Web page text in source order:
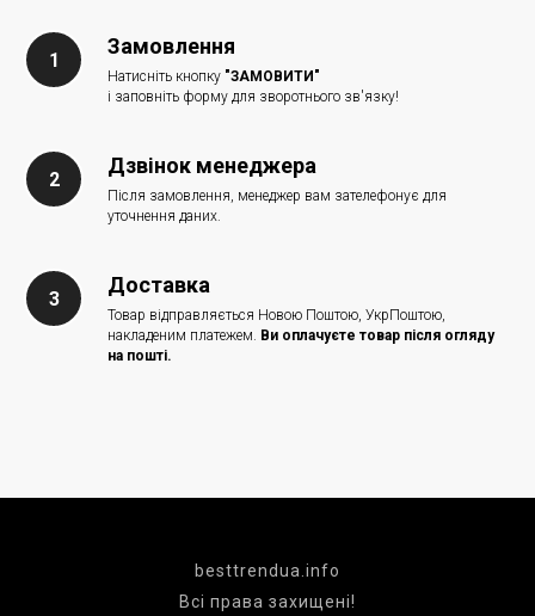
Замовлення
Натисніть кнопку "ЗАМОВИТИ"
і заповніть форму для зворотнього зв'язку!
Дзвінок менеджера
Після замовлення, менеджер вам зателефонує для
уточнення даних.
Доставка
Товар відправляється Новою Поштою, УкрПоштою,
накладеним платежем. Ви оплачуєте товар після огляду
на пошті.
besttrendua.info
Всі права захищені!